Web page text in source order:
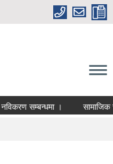
सम्बन्धमा । सामाजिक